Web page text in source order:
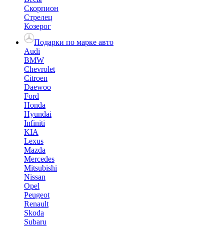
Скорпион
Стрелец
Козерог
Подарки по марке авто
Audi
BMW
Chevrolet
Citroen
Daewoo
Ford
Honda
Hyundai
Infiniti
KIA
Lexus
Mazda
Mercedes
Mitsubishi
Nissan
Opel
Peugeot
Renault
Skoda
Subaru